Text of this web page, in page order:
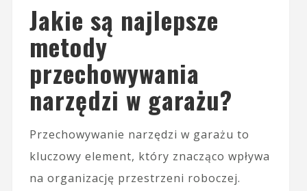
Jakie są najlepsze
metody
przechowywania
narzędzi w garażu?
Przechowywanie narzędzi w garażu to
kluczowy element, który znacząco wpływa
na organizację przestrzeni roboczej.